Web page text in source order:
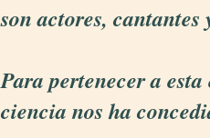
son actores,
Para pertenecer a
ciencia nos ha